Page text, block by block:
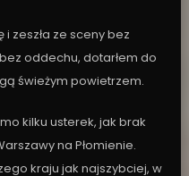
zeszła ze sceny bez
oddechu, dotarłem do
świeżym powietrzem.
kilku usterek, jak brak
na Płomienie.
kraju jak najszybciej, w